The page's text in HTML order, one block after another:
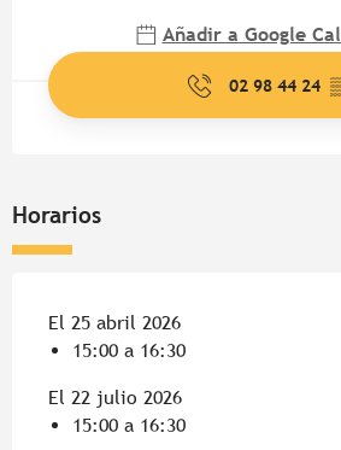
Añadir a Google
02 98 44 24
Horarios
El 25 abril 2026
15:00 a 16:30
El 22 julio 2026
15:00 a 16:30